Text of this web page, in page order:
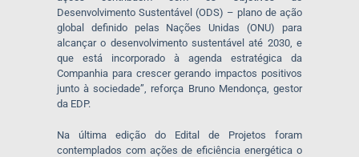
Desenvolvimento Sustentável (ODS) – plano de ação
global definido pelas Nações Unidas (ONU) para
alcançar o desenvolvimento sustentável até 2030, e
que está incorporado à agenda estratégica da
Companhia para crescer gerando impactos positivos
junto à sociedade”, reforça Bruno Mendonça, gestor
da EDP.
Na última edição do Edital de Projetos foram
contemplados com ações de eficiência energética o